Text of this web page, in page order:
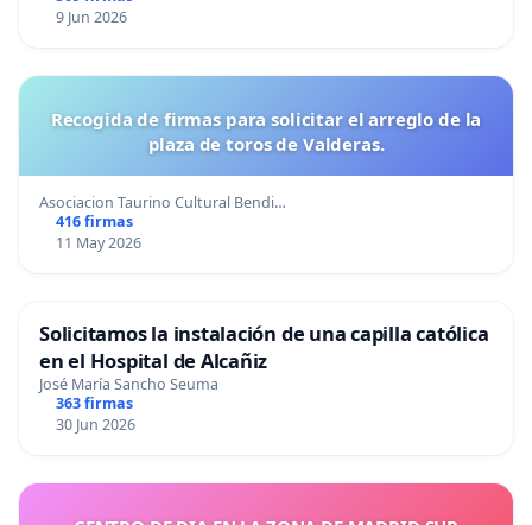
9 Jun 2026
Recogida de firmas para solicitar el arreglo de la
plaza de toros de Valderas.
Asociacion Taurino Cultural Bendi…
416 firmas
11 May 2026
Solicitamos la instalación de una capilla católica
en el Hospital de Alcañiz
José María Sancho Seuma
363 firmas
30 Jun 2026